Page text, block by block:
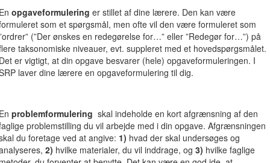
opgaveformulering er stillet af dine lærere. Den kan være
som et spørgsmål, men ofte vil den være formuleret som
(”Der ønskes en redegørelse for…” eller ”Redegør for…”) på
taksonomiske niveauer, evt. suppleret med et hovedspørgsmålet.
er vigtigt, at din opgave besvarer (hele) opgaveformuleringen. I
laver dine lærere en opgaveformulering til dig.
problemformulering skal indeholde en kort afgrænsning af den
problemstilling du vil arbejde med i din opgave. Afgrænsningen
du foretage ved at angive: 1) hvad der skal undersøges og
2) hvilke materialer, du vil inddrage, og 3) hvilke faglige